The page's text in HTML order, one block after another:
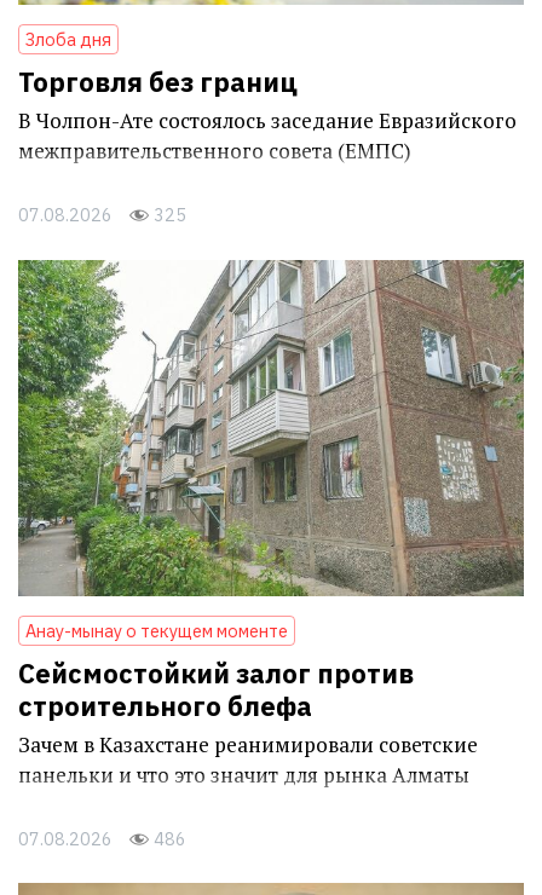
Злоба дня
Торговля без границ
В Чолпон-Ате состоялось заседание Евразийского
межправительственного совета (ЕМПС)
07.08.2026 325
Анау-мынау о текущем моменте
Сейсмостойкий залог против
строительного блефа
Зачем в Казахстане реанимировали советские
панельки и что это значит для рынка Алматы
07.08.2026 486